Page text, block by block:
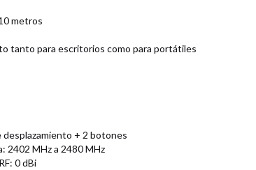
metros
tanto para escritorios como para portátiles
+ 2 botones
2402 MHz a 2480 MHz
0 dBi